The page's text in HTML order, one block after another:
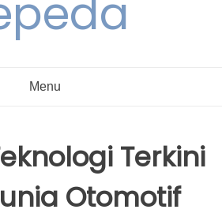
Menu
Terkini
Otomotif